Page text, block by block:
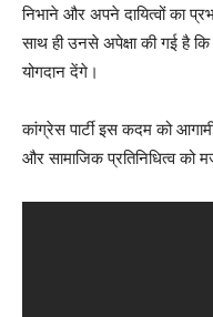
निभाने और अपने दायित्वों का
साथ ही उनसे अपेक्षा की गई है
योगदान देंगे।
कांग्रेस पार्टी इस कदम को
और सामाजिक प्रतिनिधित्व